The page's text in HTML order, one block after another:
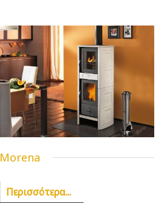
Morena
Περισσότερα...